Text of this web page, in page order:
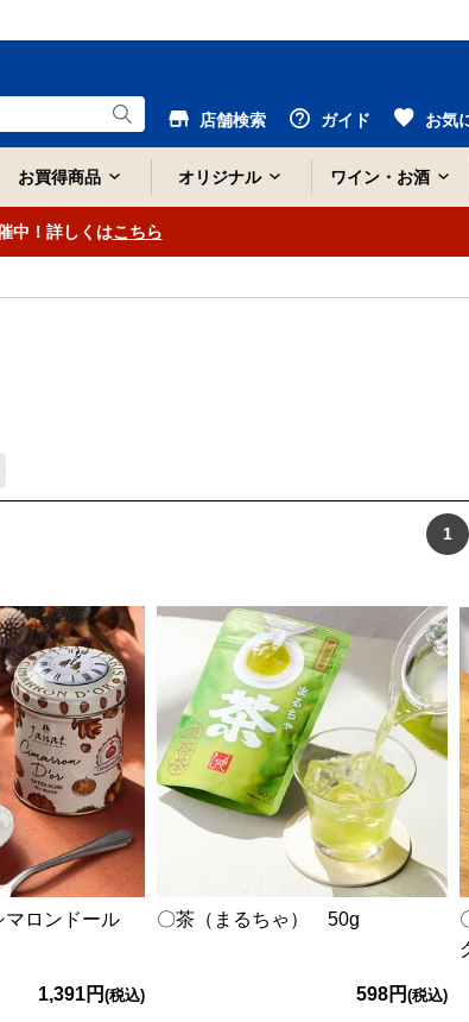
店舗検索 ガイド お気
お買得商品 オリジナル ワイン・お酒
中！詳しくはこちら
1
ロンドール
1,391円 (税込)
〇茶（まるちゃ） 50g
598円 (税込)